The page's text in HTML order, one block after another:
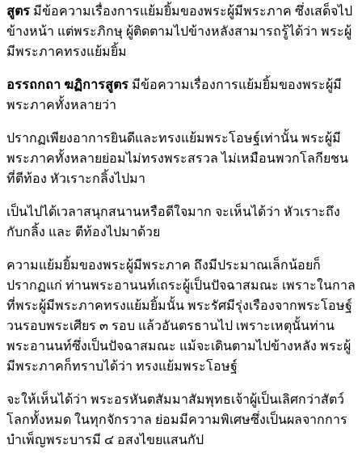
สูตร มีข้อความเรื่องการแย้มยิ้มของพระผู้มีพระภาค ซึ่งเสด็จไป
ข้างหน้า แต่พระภิกษุ ผู้ติดตามไปข้างหลังสามารถรู้ได้ว่า พระผู้
มีพระภาคทรงแย้มยิ้ม
อรรถกถา ฆฏิการสูตร มีข้อความเรื่องการแย้มยิ้มของพระผู้มี
พระภาคทั้งหลายว่า
ปรากฏเพียงอาการยินดีและทรงแย้มพระโอษฐ์เท่านั้น พระผู้มี
พระภาคทั้งหลายย่อมไม่ทรงพระสรวล ไม่เหมือนพวกโลกียชน
ที่ตีท้อง หัวเราะกลิ้งไปมา
เป็นไปได้เวลาสนุกสนานหรือดีใจมาก จะเห็นได้ว่า หัวเราะถึง
กับกลิ้ง และ ตีท้องไปมาด้วย
ความแย้มยิ้มของพระผู้มีพระภาค ถึงมีประมาณเล็กน้อยก็
ปรากฏแก่ ท่านพระอานนท์เถระผู้เป็นปัจฉาสมณะ เพราะในกาล
ที่พระผู้มีพระภาคทรงแย้มยิ้มนั้น พระรัศมีรุ่งเรืองจากพระโอษฐ์
วนรอบพระเศียร ๓ รอบ แล้วอันตรธานไป เพราะเหตุนั้นท่าน
พระอานนท์ซึ่งเป็นปัจฉาสมณะ แม้จะเดินตามไปข้างหลัง พระผู้
มีพระภาคก็ทราบได้ว่า ทรงแย้มพระโอษฐ์
จะให้เห็นได้ว่า พระอรหันตสัมมาสัมพุทธเจ้าผู้เป็นเลิศกว่าสัตว์
โลกทั้งหมด ในทุกจักรวาล ย่อมมีความพิเศษซึ่งเป็นผลจากการ
บำเพ็ญพระบารมี ๔ อสงไขยแสนกัป